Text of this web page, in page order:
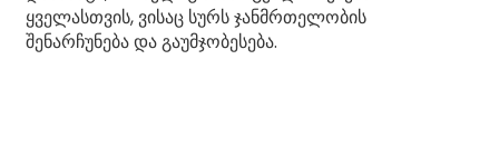
ყველასთვის, ვისაც სურს ჯანმრთელობის
შენარჩუნება და გაუმჯობესება.